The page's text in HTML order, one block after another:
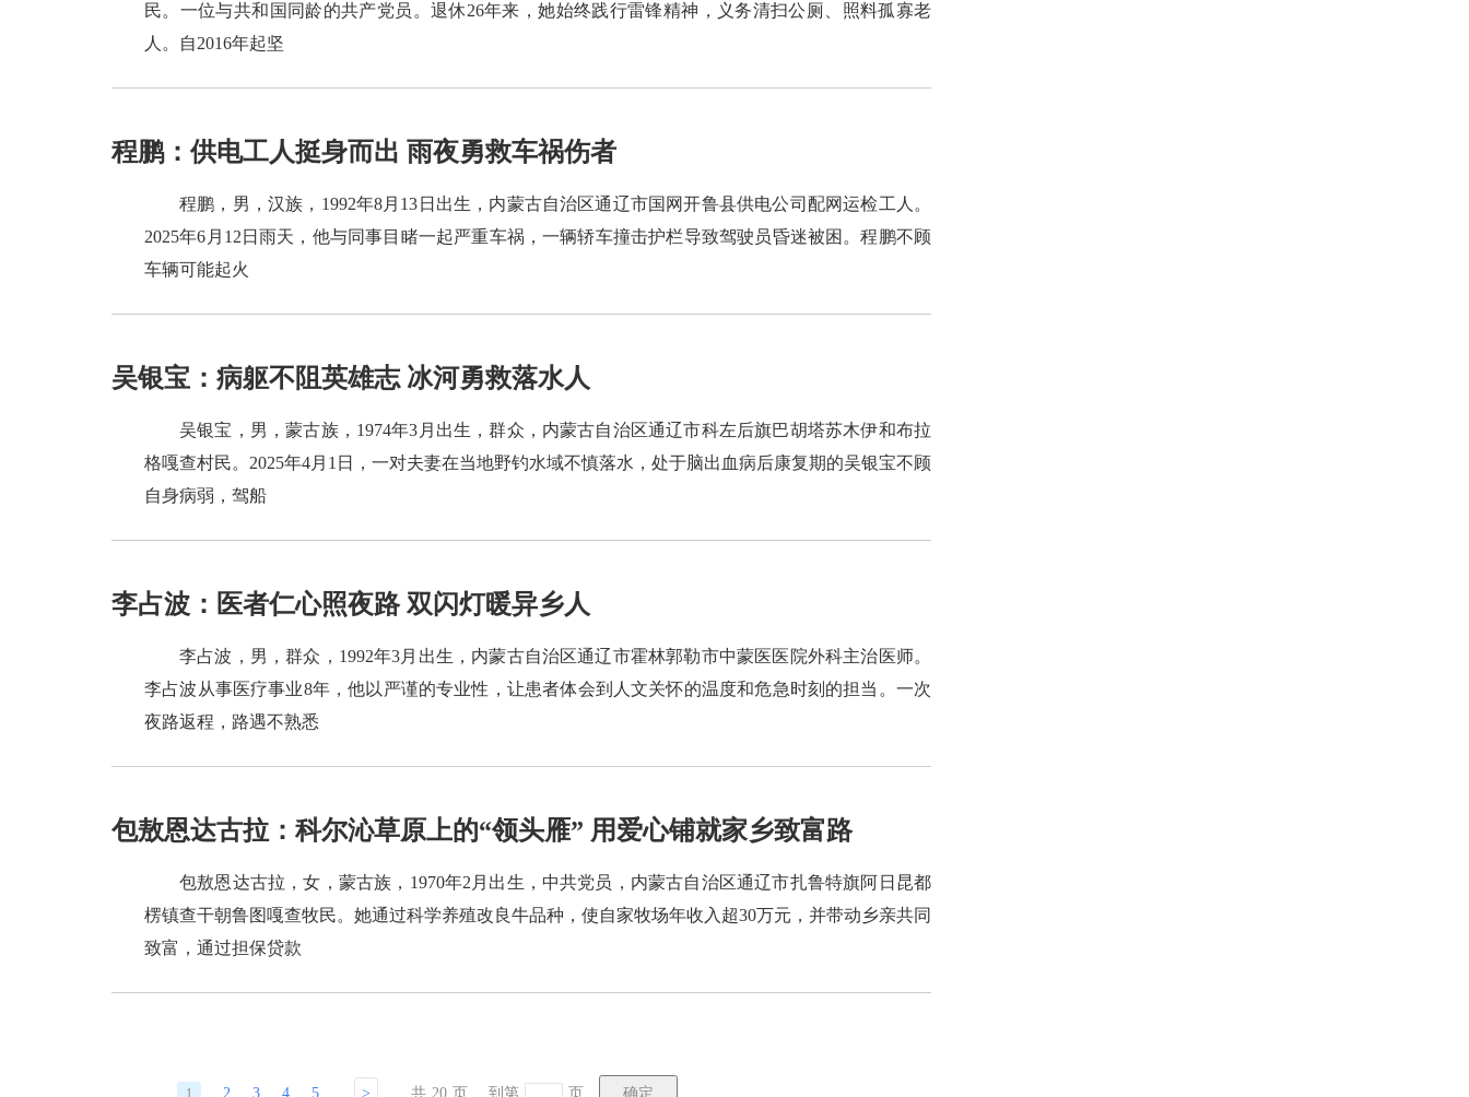
民。一位与共和国同龄的共产党员。退休26年来，她始终践行雷锋精神，义务清扫公厕、照料孤寡老
人。自2016年起坚
程鹏：供电工人挺身而出 雨夜勇救车祸伤者
程鹏，男，汉族，1992年8月13日出生，内蒙古自治区通辽市国网开鲁县供电公司配网运检工人。
2025年6月12日雨天，他与同事目睹一起严重车祸，一辆轿车撞击护栏导致驾驶员昏迷被困。程鹏不顾
车辆可能起火
吴银宝：病躯不阻英雄志 冰河勇救落水人
吴银宝，男，蒙古族，1974年3月出生，群众，内蒙古自治区通辽市科左后旗巴胡塔苏木伊和布拉
格嘎查村民。2025年4月1日，一对夫妻在当地野钓水域不慎落水，处于脑出血病后康复期的吴银宝不顾
自身病弱，驾船
李占波：医者仁心照夜路 双闪灯暖异乡人
李占波，男，群众，1992年3月出生，内蒙古自治区通辽市霍林郭勒市中蒙医医院外科主治医师。
李占波从事医疗事业8年，他以严谨的专业性，让患者体会到人文关怀的温度和危急时刻的担当。一次
夜路返程，路遇不熟悉
包敖恩达古拉：科尔沁草原上的“领头雁” 用爱心铺就家乡致富路
包敖恩达古拉，女，蒙古族，1970年2月出生，中共党员，内蒙古自治区通辽市扎鲁特旗阿日昆都
楞镇查干朝鲁图嘎查牧民。她通过科学养殖改良牛品种，使自家牧场年收入超30万元，并带动乡亲共同
致富，通过担保贷款
1 2 3 4 5 > 共 20 页 到第 页